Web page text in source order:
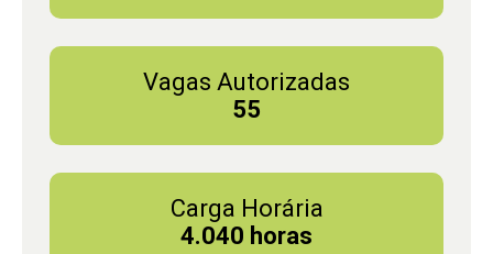
Vagas Autorizadas
55
Carga Horária
4.040 horas